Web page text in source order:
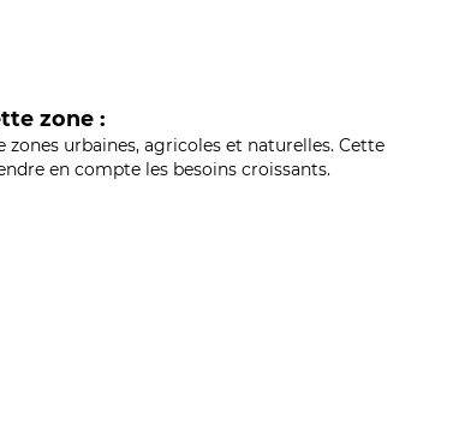
zone :
urbaines, agricoles et naturelles. Cette
en compte les besoins croissants.